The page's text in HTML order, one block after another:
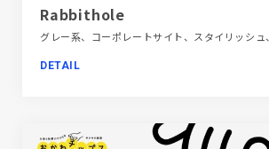
Rabbithole
DETAIL